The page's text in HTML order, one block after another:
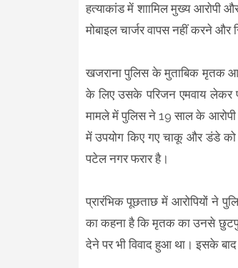
हत्याकांड में शाामिल मुख्य आराेपी
मोबाइल चार्जर वापस नहीं करने
खजराना पुलिस के मुताबिक मृतक
के लिए उसके परिजन एमवाय लेकर
मामले में पुलिस ने 19 साल के
में उपयोग किए गए चाकू और डंडे को
पटेल नगर फरार है।
प्रारंभिक पूछताछ में आरोपियों ने
का कहना है कि मृतक का उनसे छुटपुट
देने पर भी विवाद हुआ था। इसके